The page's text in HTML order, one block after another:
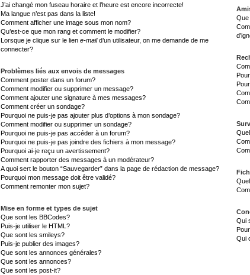
J’ai changé mon fuseau horaire et l’heure est encore incorrecte!
Ma langue n’est pas dans la liste!
Comment afficher une image sous mon nom?
Qu’est-ce que mon rang et comment le modifier?
Lorsque je clique sur le lien e-maild’un utilisateur, on me demande de me
connecter?
Problèmes liés aux envois de messages
Comment poster dans un forum?
Comment modifier ou supprimer un message?
Comment ajouter une signature à mes messages?
Comment créer un sondage?
Pourquoi ne puis-je pas ajouter plus d’options à mon sondage?
Comment modifier ou supprimer un sondage?
Pourquoi ne puis-je pas accéder à un forum?
Pourquoi ne puis-je pas joindre des fichiers à mon message?
Pourquoi ai-je reçu un avertissement?
Comment rapporter des messages à un modérateur?
A quoi sert le bouton “Sauvegarder” dans la page de rédaction de message?
Pourquoi mon message doit être validé?
Comment remonter mon sujet?
Mise en forme et types de sujet
Que sont les BBCodes?
Puis-je utiliser le HTML?
Que sont les smileys?
Puis-je publier des images?
Que sont les annonces générales?
Que sont les annonces?
Que sont les post-it?
Que
Qui
Qui